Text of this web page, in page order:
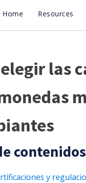
Home Resources
las
contenidos
y